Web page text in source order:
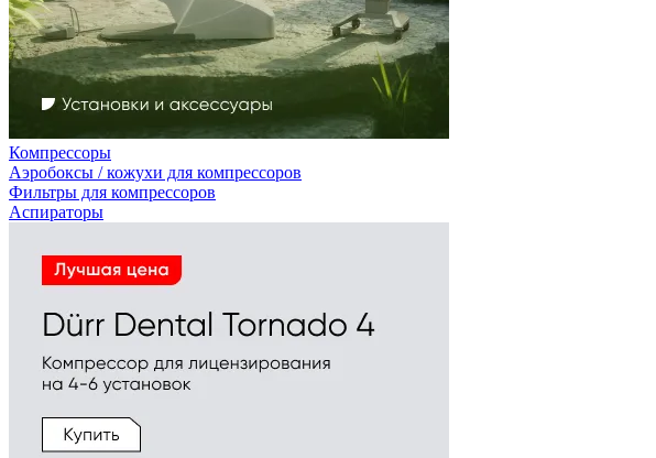
Компрессоры
Аэробоксы / кожухи для компрессоров
Фильтры для компрессоров
Аспираторы